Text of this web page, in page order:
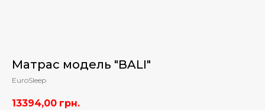
Матрас модель "BALI"
EuroSleep
13394,00 грн.